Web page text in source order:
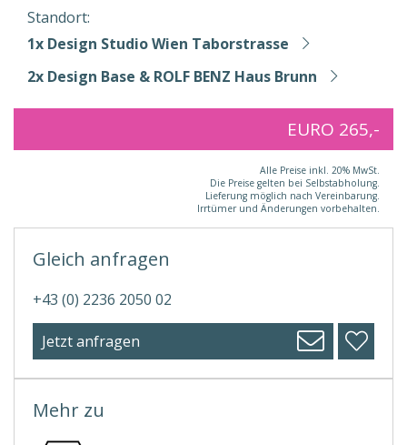
Standort:
1x Design Studio Wien Taborstrasse
2x Design Base & ROLF BENZ Haus Brunn
EURO 265,-
Alle Preise inkl. 20% MwSt.
Die Preise gelten bei Selbstabholung.
Lieferung möglich nach Vereinbarung.
Irrtümer und Änderungen vorbehalten.
Mehr zu
Gleich anfragen
+43 (0) 2236 2050 02
Jetzt anfragen